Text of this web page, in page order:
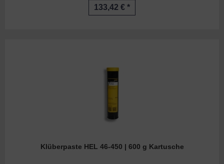
133,42 € *
Klüberpaste HEL 46-450 | 600 g Kartusche